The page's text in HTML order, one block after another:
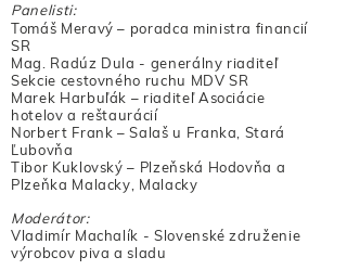
Panelisti:
Tomáš Meravý – poradca ministra financií
SR
Mag. Radúz Dula - generálny riaditeľ
Sekcie cestovného ruchu MDV SR
Marek Harbuľák – riaditeľ Asociácie
hotelov a reštaurácií
Norbert Frank – Salaš u Franka, Stará
Ľubovňa
Tibor Kuklovský – Plzeňská Hodovňa a
Plzeňka Malacky, Malacky
Moderátor:
Vladimír Machalík - Slovenské združenie
výrobcov piva a sladu